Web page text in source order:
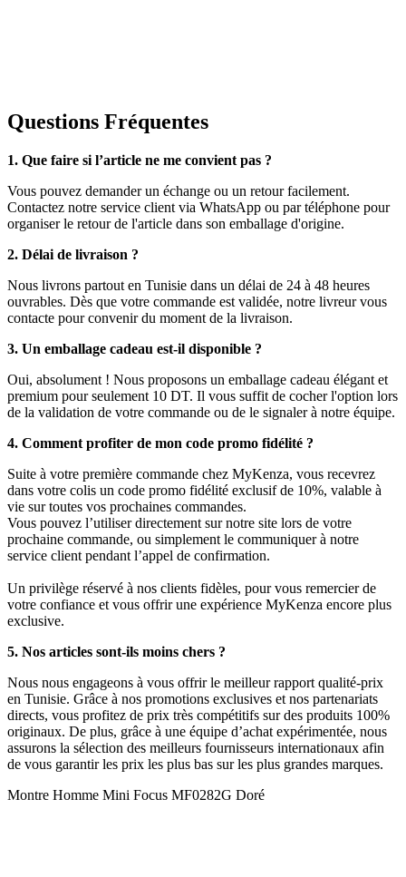
Questions Fréquentes
1. Que faire si l’article ne me convient pas ?
Vous pouvez demander un échange ou un retour facilement.
Contactez notre service client via WhatsApp ou par téléphone pour
organiser le retour de l'article dans son emballage d'origine.
2. Délai de livraison ?
Nous livrons partout en Tunisie dans un délai de 24 à 48 heures
ouvrables. Dès que votre commande est validée, notre livreur vous
contacte pour convenir du moment de la livraison.
3. Un emballage cadeau est-il disponible ?
Oui, absolument ! Nous proposons un emballage cadeau élégant et
premium pour seulement 10 DT. Il vous suffit de cocher l'option lors
de la validation de votre commande ou de le signaler à notre équipe.
4. Comment profiter de mon code promo fidélité ?
Suite à votre première commande chez MyKenza, vous recevrez
dans votre colis un code promo fidélité exclusif de 10%, valable à
vie sur toutes vos prochaines commandes.
Vous pouvez l’utiliser directement sur notre site lors de votre
prochaine commande, ou simplement le communiquer à notre
service client pendant l’appel de confirmation.
Un privilège réservé à nos clients fidèles, pour vous remercier de
votre confiance et vous offrir une expérience MyKenza encore plus
exclusive.
5. Nos articles sont-ils moins chers ?
Nous nous engageons à vous offrir le meilleur rapport qualité-prix
en Tunisie. Grâce à nos promotions exclusives et nos partenariats
directs, vous profitez de prix très compétitifs sur des produits 100%
originaux. De plus, grâce à une équipe d’achat expérimentée, nous
assurons la sélection des meilleurs fournisseurs internationaux afin
de vous garantir les prix les plus bas sur les plus grandes marques.
Montre Homme Mini Focus MF0282G Doré